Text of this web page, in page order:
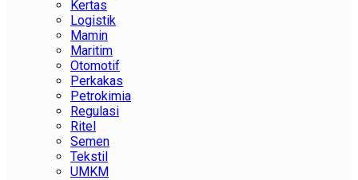
Kertas
Logistik
Mamin
Maritim
Otomotif
Perkakas
Petrokimia
Regulasi
Ritel
Semen
Tekstil
UMKM